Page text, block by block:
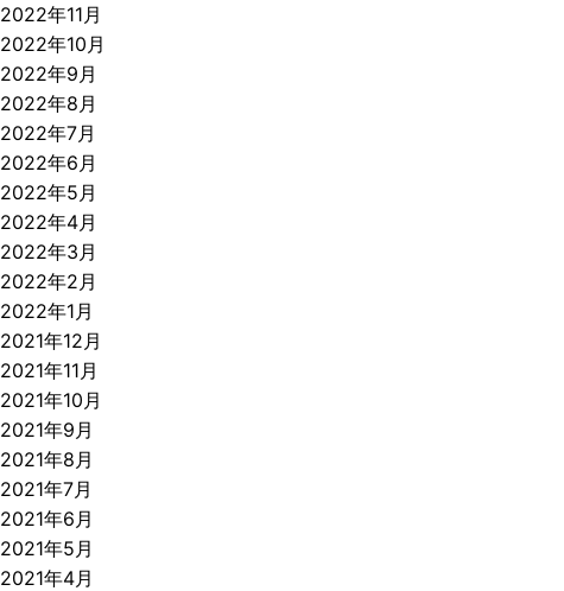
2022年11月
2022年10月
2022年9月
2022年8月
2022年7月
2022年6月
2022年5月
2022年4月
2022年3月
2022年2月
2022年1月
2021年12月
2021年11月
2021年10月
2021年9月
2021年8月
2021年7月
2021年6月
2021年5月
2021年4月